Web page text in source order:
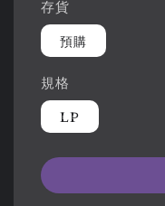
存貨
預購
規格
LP